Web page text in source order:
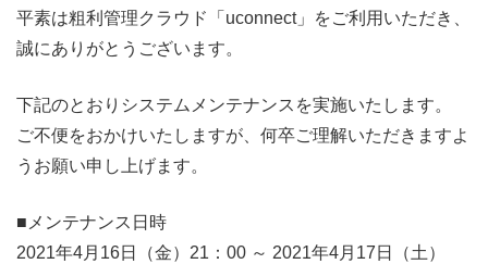
平素は粗利管理クラウド「uconnect」をご利用いただき、
誠にありがとうございます。
下記のとおりシステムメンテナンスを実施いたします。
ご不便をおかけいたしますが、何卒ご理解いただきますよ
うお願い申し上げます。
■メンテナンス日時
2021年4月16日（金）21：00 ～ 2021年4月17日（土）